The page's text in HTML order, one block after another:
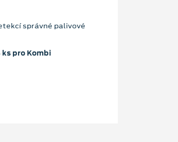
správné palivové
ks pro Kombi